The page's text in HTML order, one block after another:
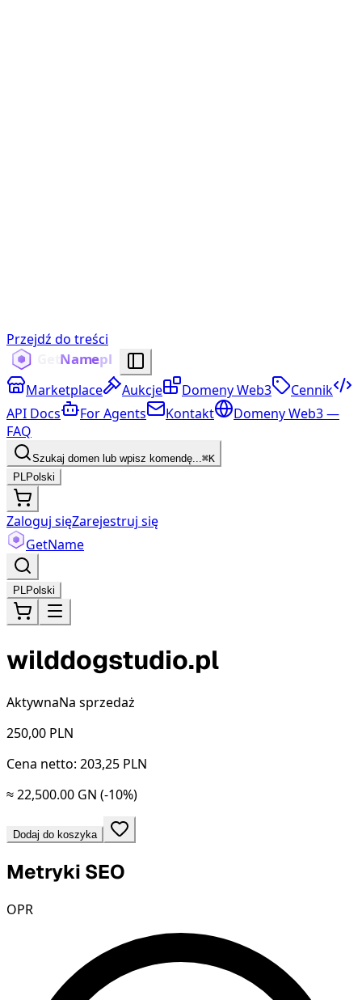
Przejdź do treści
Marketplace Aukcje Domeny Web3
Cennik
API Docs
For Agents Kontakt
Domeny Web3 —
FAQ
Szukaj domen lub wpisz komendę...⌘K
PLPolski
Zaloguj sięZarejestruj się
GetName
PLPolski
wilddogstudio.pl
AktywnaNa sprzedaż
250,00 PLN
Cena netto: 203,25 PLN
≈ 22,500.00 GN (-10%)
Dodaj do koszyka
Metryki SEO
OPR